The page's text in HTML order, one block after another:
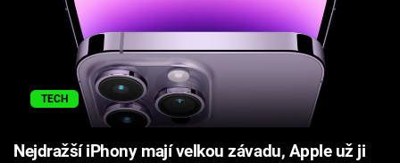
Sledujte prima+
Přihlášení
Sledujte nás
TECH
Nejdražší iPhony mají velkou závadu, Apple už ji